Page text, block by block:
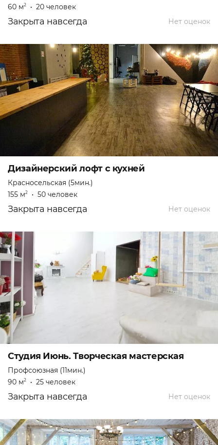
60 м2 • 20 человек
Нет оценок
Закрыта навсегда
Дизайнерский лофт с кухней
Красносельская (5мин.)
155 м2 • 50 человек
Нет оценок
Закрыта навсегда
Студия Июнь. Творческая мастерская
Профсоюзная (11мин.)
90 м2 • 25 человек
Нет оценок
Закрыта навсегда